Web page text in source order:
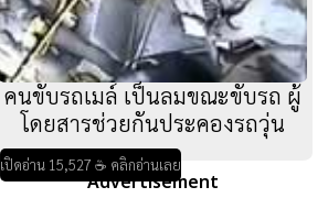
คนขับรถเมล์ เป็นลมขณะขับรถ ผู้
โดยสารช่วยกันประคองรถวุ่น
เปิดอ่าน 15,527 ☕ คลิกอ่านเลย
Advertisement